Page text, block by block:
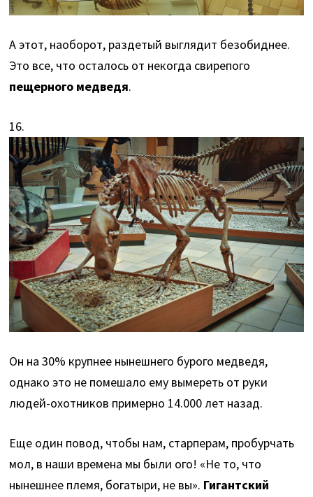
А этот, наоборот, раздетый выглядит безобиднее.
Это все, что осталось от некогда свирепого
пещерного медведя.
16.
Он на 30% крупнее нынешнего бурого медведя,
однако это не помешало ему вымереть от руки
людей-охотников примерно 14.000 лет назад.
Еще один повод, чтобы нам, старперам, пробурчать
мол, в наши времена мы были ого! «Не то, что
нынешнее племя, богатыри, не вы». Гигантский